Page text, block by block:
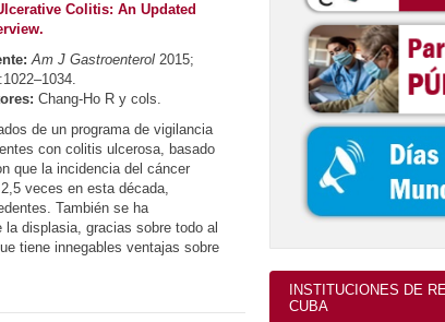
Colitis: An Updated
Am J Gastroenterol 2015;
Chang-Ho R y cols.
de un programa de vigilancia
con colitis ulcerosa, basado
que la incidencia del cáncer
veces en esta década,
También se ha
displasia, gracias sobre todo al
tiene innegables ventajas sobre
INSTITUCIONES DE
CUBA